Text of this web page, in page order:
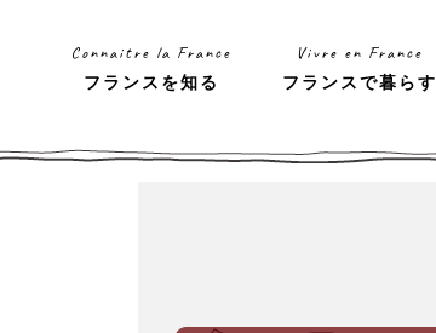
Connaitre la France
フランスを知る
Vivre en France
フランスで暮らす